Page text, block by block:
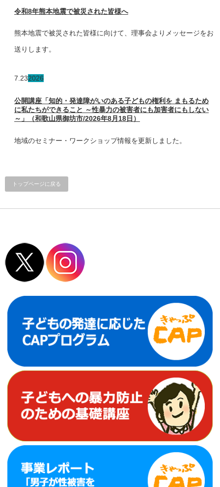
令和8年熊本地震で被災された皆様へ
熊本地震で被災された皆様に向けて、理事会よりメッセージをお
送りします。
7.232026
公開講座「知的・発達障がいのある子どもの権利を まもるため
に私たちができること ～性暴力の被害者にも加害者にもしない
～」（和歌山県御坊市/2026年8月18日）
地域のセミナー・ワークショップ情報を更新しました。
トップページに戻る